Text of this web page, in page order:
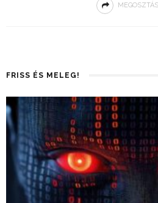
FRISS ÉS MELEG!